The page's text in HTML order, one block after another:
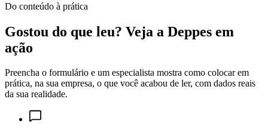
Do conteúdo à prática
Gostou do que leu? Veja a Deppes em
ação
Preencha o formulário e um especialista mostra como colocar em
prática, na sua empresa, o que você acabou de ler, com dados reais
da sua realidade.